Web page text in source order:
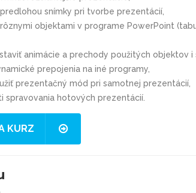
snímky pri tvorbe prezentácií,
objektami v programe PowerPoint
animácie a prechody použitých objektov i
prepojenia na iné programy,
prezentačný mód pri samotnej prezentácií,
spravovania hotových prezentácií.
KURZ